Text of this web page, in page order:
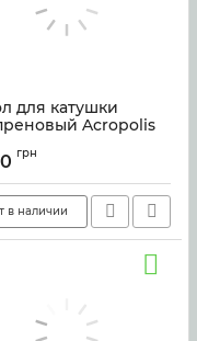
для катушки
Acropolis
6329
грн
в наличии